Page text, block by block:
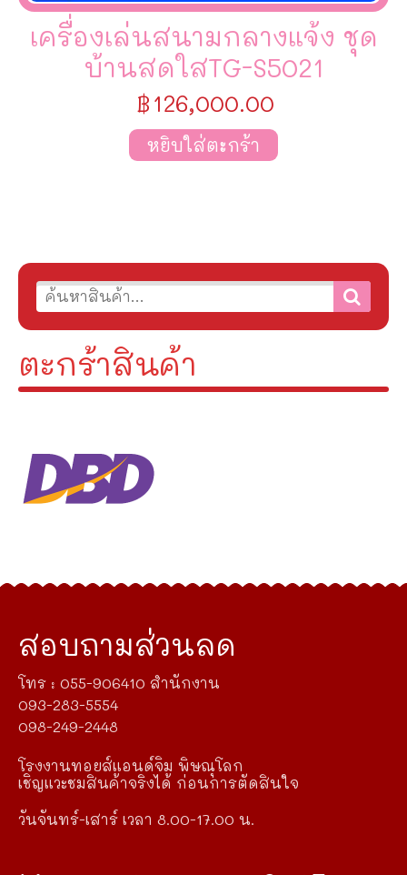
ตะกร้าสินค้า
เครื่องเล่นสนามกลางแจ้ง ชุด
บ้านสดใสTG-S5021
฿126,000.00
หยิบใส่ตะกร้า
สอบถามส่วนลด
โทร : 055-906410 สำนักงาน
093-283-5554
098-249-2448
โรงงานทอยส์แอนด์จิม พิษณุโลก
เชิญแวะชมสินค้าจริงได้ ก่อนการตัดสินใจ
วันจันทร์-เสาร์ เวลา 8.00-17.00 น.